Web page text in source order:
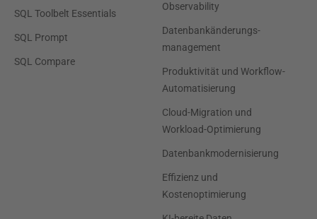
SQL Toolbelt Essentials
SQL Prompt
SQL Compare
Observability
Datenbankänderungs-
management
Produktivität und Workflow-
Automatisierung
Cloud-Migration und
Workload-Optimierung
Datenbankmodernisierung
Effizienz und
Kostenoptimierung